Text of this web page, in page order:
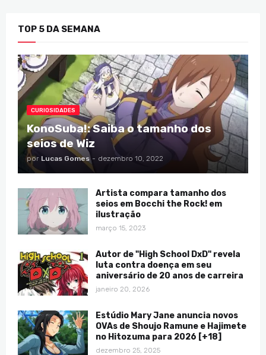
TOP 5 DA SEMANA
CURIOSIDADES
KonoSuba!: Saiba o tamanho dos
seios de Wiz
por Lucas Gomes - dezembro 10, 2022
Artista compara tamanho dos
seios em Bocchi the Rock! em
ilustração
março 15, 2023
Autor de "High School DxD" revela
luta contra doença em seu
aniversário de 20 anos de carreira
janeiro 20, 2026
Estúdio Mary Jane anuncia novos
OVAs de Shoujo Ramune e Hajimete
no Hitozuma para 2026 [+18]
dezembro 25, 2025